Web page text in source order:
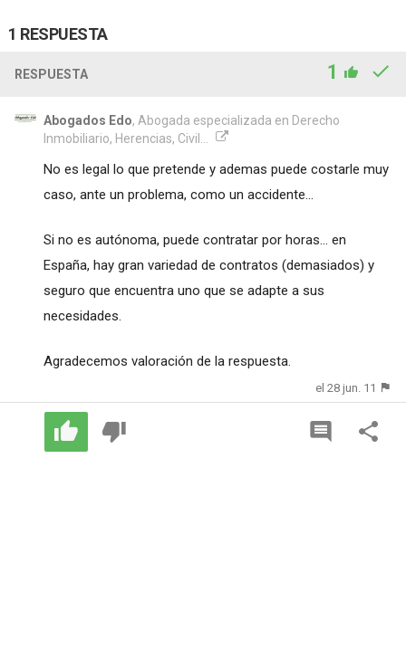
1 RESPUESTA
RESPUESTA 1
Abogados Edo, Abogada especializada en Derecho
Inmobiliario, Herencias, Civil...
No es legal lo que pretende y ademas puede costarle muy
caso, ante un problema, como un accidente...
Si no es autónoma, puede contratar por horas... en
España, hay gran variedad de contratos (demasiados) y
seguro que encuentra uno que se adapte a sus
necesidades.
Agradecemos valoración de la respuesta.
el 28 jun. 11